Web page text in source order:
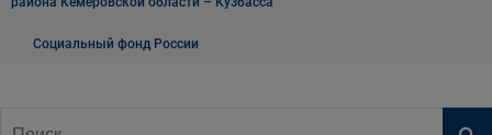
Социальный фонд России